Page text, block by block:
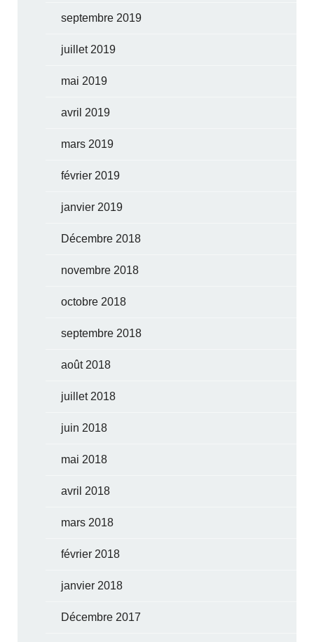
septembre 2019
juillet 2019
mai 2019
avril 2019
mars 2019
février 2019
janvier 2019
Décembre 2018
novembre 2018
octobre 2018
septembre 2018
août 2018
juillet 2018
juin 2018
mai 2018
avril 2018
mars 2018
février 2018
janvier 2018
Décembre 2017